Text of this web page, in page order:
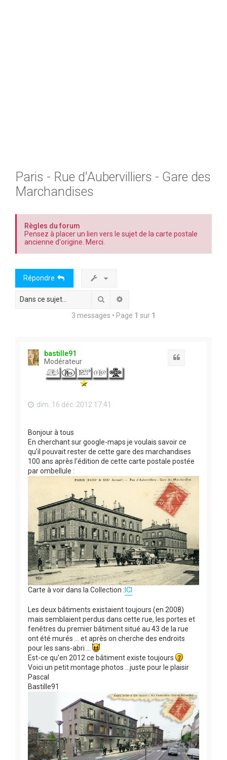
Paris - Rue d'Aubervilliers - Gare des
Marchandises
Règles du forum
Pensez à placer un lien vers le sujet de la carte postale
ancienne d'origine. Merci.
Répondre
Rechercher
3 messages • Page 1 sur 1
bastille91
Modérateur
dim. 16 déc. 2012 17:41
Bonjour à tous
En cherchant sur google-maps je voulais savoir ce
qu'il pouvait rester de cette gare des marchandises
100 ans après l'édition de cette carte postale postée
par ombellule :
Carte à voir dans la Collection : ICI
Les deux bâtiments existaient toujours (en 2008)
mais semblaient perdus dans cette rue, les portes et
fenêtres du premier bâtiment situé au 43 de la rue
ont été murés ... et après on cherche des endroits
pour les sans-abri ...
Est-ce qu'en 2012 ce bâtiment existe toujours
Voici un petit montage photos ...juste pour le plaisir
Pascal
Bastille91